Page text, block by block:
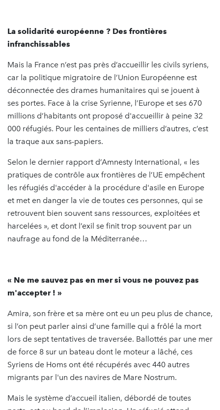
La solidarité européenne ? Des frontières
infranchissables
Mais la France n’est pas près d’accueillir les civils syriens,
car la politique migratoire de l’Union Européenne est
déconnectée des drames humanitaires qui se jouent à
ses portes. Face à la crise Syrienne, l’Europe et ses 670
millions d’habitants ont proposé d'accueillir à peine 32
000 réfugiés. Pour les centaines de milliers d’autres, c’est
la traque aux sans-papiers.
Selon le dernier rapport d’Amnesty International, « les
pratiques de contrôle aux frontières de l’UE empêchent
les réfugiés d'accéder à la procédure d'asile en Europe
et met en danger la vie de toutes ces personnes, qui se
retrouvent bien souvent sans ressources, exploitées et
harcelées », et dont l’exil se finit trop souvent par un
naufrage au fond de la Méditerranée…
« Ne me sauvez pas en mer si vous ne pouvez pas
m'accepter ! »
Amira, son frère et sa mère ont eu un peu plus de chance,
si l’on peut parler ainsi d’une famille qui a frôlé la mort
lors de sept tentatives de traversée. Ballottés par une mer
de force 8 sur un bateau dont le moteur a lâché, ces
Syriens de Homs ont été récupérés avec 440 autres
migrants par l'un des navires de Mare Nostrum.
Mais le système d’accueil italien, débordé de toutes